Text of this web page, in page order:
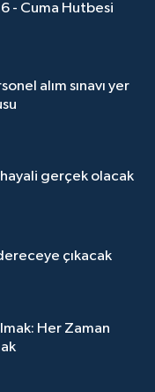
- Cuma Hutbesi
alım sınavı yer
gerçek olacak
çıkacak
Her Zaman